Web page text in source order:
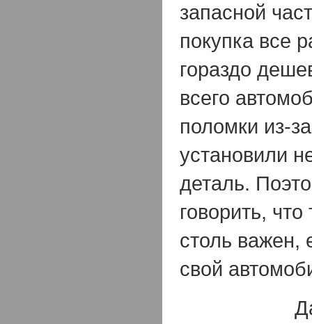
запасной
покупка все
гораздо
всего
поломки из-
установили
деталь.
говорить,
столь важен,
свой